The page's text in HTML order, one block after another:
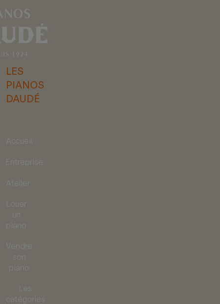
LES
PIANOS
DAUDÉ
Accueil
Entreprise
Atelier
Louer
un
piano
Vendre
son
piano
Les
catégories